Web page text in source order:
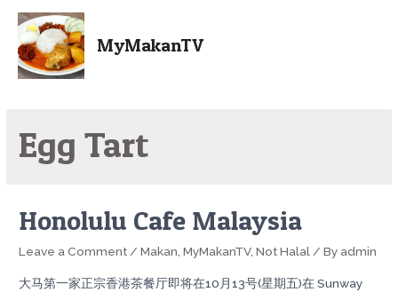
MyMakanTV
Egg Tart
Honolulu Cafe Malaysia
Leave a Comment/Makan,MyMakanTV,Not Halal/ By admin
大马第一家正宗香港茶餐厅即将在10月13号(星期五)在 Sunway